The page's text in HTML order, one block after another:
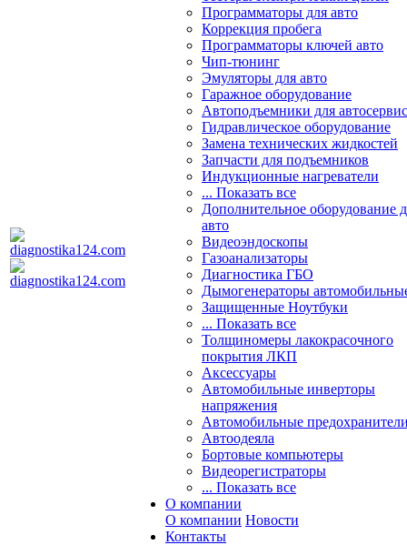
Программаторы для авто
Коррекция пробега
Программаторы ключей авто
Чип-тюнинг
Эмуляторы для авто
Гаражное оборудование
Автоподъемники для
Гидравлическое оборудование
Замена технических жидкостей
Запчасти для подъемников
Индукционные нагреватели
... Показать все
Дополнительное оборудование
авто
Видеоэндоскопы
Газоанализаторы
Диагностика ГБО
Дымогенераторы
Защищенные Ноутбуки
... Показать все
Толщиномеры лакокрасочного
покрытия ЛКП
Аксессуары
Автомобильные инверторы
напряжения
Автомобильные
Автоодеяла
Бортовые компьютеры
Видеорегистраторы
... Показать все
О компании
О компании Новости
Контакты